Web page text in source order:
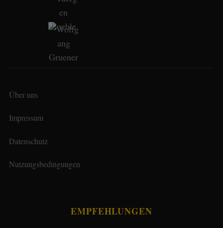
Über uns
Impressum
Datenschutz
Nutzungsbedingungen
EMPFEHLUNGEN